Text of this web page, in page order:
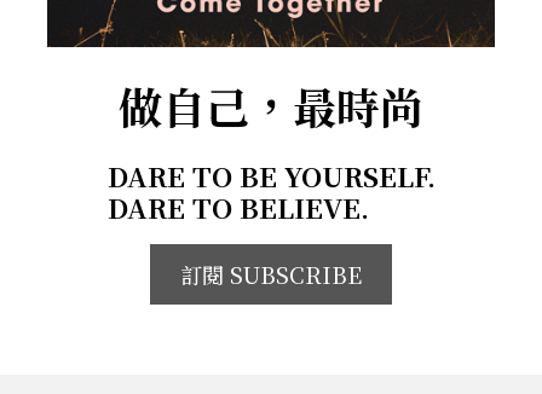
做自己，最時尚
DARE TO BE YOURSELF.
DARE TO BELIEVE.
訂閱 SUBSCRIBE